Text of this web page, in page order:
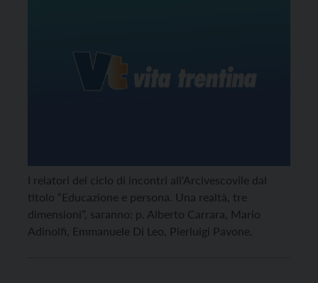
I relatori del ciclo di incontri all'Arcivescovile dal
titolo “Educazione e persona. Una realtà, tre
dimensioni”, saranno: p. Alberto Carrara, Mario
Adinolfi, Emmanuele Di Leo, Pierluigi Pavone.